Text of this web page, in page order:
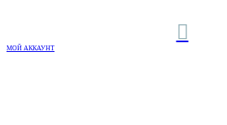
МОЙ АККАУНТ